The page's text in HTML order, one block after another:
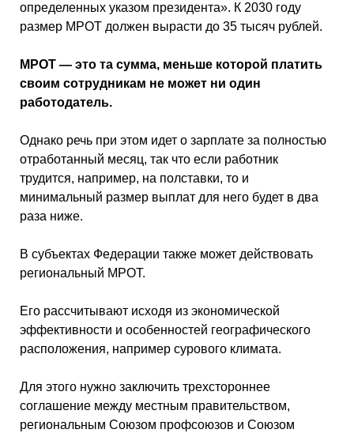
определенных указом президента». К 2030 году
размер МРОТ должен вырасти до 35 тысяч рублей.
МРОТ — это та сумма, меньше которой платить
своим сотрудникам не может ни один
работодатель.
Однако речь при этом идет о зарплате за полностью
отработанный месяц, так что если работник
трудится, например, на полставки, то и
минимальный размер выплат для него будет в два
раза ниже.
В субъектах Федерации также может действовать
региональный МРОТ.
Его рассчитывают исходя из экономической
эффективности и особенностей географического
расположения, например сурового климата.
Для этого нужно заключить трехстороннее
соглашение между местным правительством,
региональным Союзом профсоюзов и Союзом